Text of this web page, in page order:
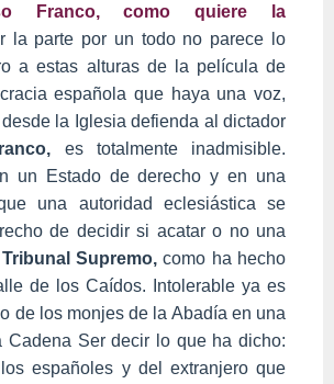
Franco, como quiere la
la parte por un todo no parece lo
a estas alturas de la película de
española que haya una voz,
la Iglesia defienda al dictador
es totalmente inadmisible.
un Estado de derecho y en una
una autoridad eclesiástica se
de decidir si acatar o no una
Tribunal Supremo, como ha hecho
de los Caídos. Intolerable ya es
de los monjes de la Abadía en una
Cadena Ser decir lo que ha dicho:
españoles y del extranjero que